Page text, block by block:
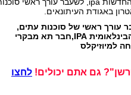
באגודת העיתונאים.
עורך ראשי של סוכנות עתים,
העורך הראשי של סוכנות הידיעות הבינלאומית IPA,חבר תא מבקרי
למיוזיקלס
גם אתם יכולים! לחצו